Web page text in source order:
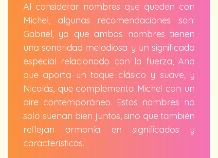
Al considerar nombres que queden con
Michel, algunas recomendaciones son:
Gabriel, ya que ambos nombres tienen
una sonoridad melodiosa y un significado
especial relacionado con la fuerza, Ana
que aporta un toque clásico y suave, y
Nicolás, que complementa Michel con un
aire contemporáneo. Estos nombres no
solo suenan bien juntos, sino que también
reflejan armonía en significados y
características.